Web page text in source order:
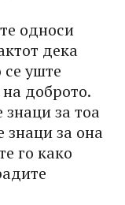
односи
дека
уште
доброто.
знаци за тоа
знаци за она
го како